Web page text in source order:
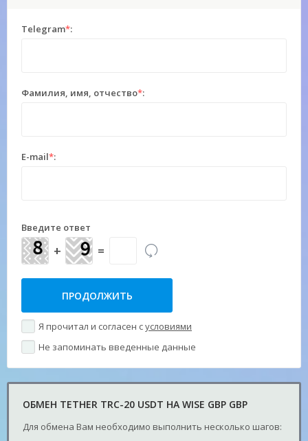
Telegram*:
Фамилия, имя, отчество*:
E-mail*:
Введите ответ
+ =
Я прочитал и согласен сусловиями
Не запоминать введенные данные
ОБМЕН TETHER TRC-20 USDT НА WISE GBP GBP
Для обмена Вам необходимо выполнить несколько шагов: